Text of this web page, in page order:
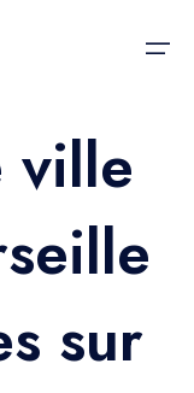
ville
sur